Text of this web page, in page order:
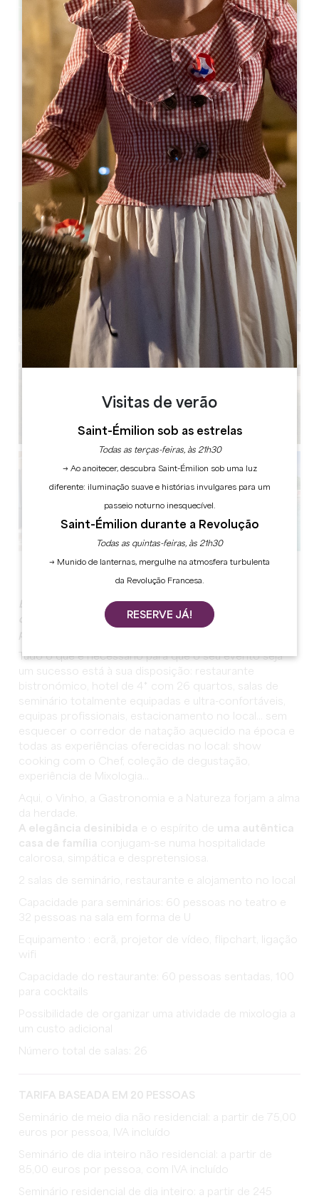
Ver todas as fotos
Está a planear um evento profissional? Faça a escolha
certa e selecione um endereço no coração de uma
propriedade vinícola confidencial!
Tudo o que é necessário para que o seu evento seja
um sucesso está à sua disposição: restaurante
bistronómico, hotel de 4* com 26 quartos, salas de
seminário totalmente equipadas e ultra-confortáveis,
equipas profissionais, estacionamento no local... sem
esquecer o corredor de natação aquecido na época e
todas as experiências oferecidas no local: show
cooking com o Chef, coleção de degustação,
experiência de Mixologia...
Aqui, o Vinho, a Gastronomia e a Natureza forjam a alma
da herdade.
A elegância desinibida e o espírito de uma autêntica
casa de família conjugam-se numa hospitalidade
calorosa, simpática e despretensiosa.
2 salas de seminário, restaurante e alojamento no local
Capacidade para seminários: 60 pessoas no teatro e
32 pessoas na sala em forma de U
Equipamento : ecrã, projetor de vídeo, flipchart, ligação
wifi
Capacidade do restaurante: 60 pessoas sentadas, 100
para cocktails
Possibilidade de organizar uma atividade de mixologia a
um custo adicional
Número total de salas: 26
TARIFA BASEADA EM 20 PESSOAS
Seminário de meio dia não residencial: a partir de 75,00
euros por pessoa, IVA incluído
Seminário de dia inteiro não residencial: a partir de
85,00 euros por pessoa, com IVA incluído
Seminário residencial de dia inteiro: a partir de 245
Leaflet
Gastronomie et bien-être
Arveyres
33500 Arveyres
05 57 55 28 20
Contactar-nos
Capacidade da sala em forma de U : 32
Capacidade do teatro : 60
17.3 km
Copiar código GPS
Visitas de verão
Saint-Émilion sob as estrelas
Todas as terças-feiras, às 21h30
→ Ao anoitecer, descubra Saint-Émilion sob uma luz
diferente: iluminação suave e histórias invulgares para um
passeio noturno inesquecível.
Saint-Émilion durante a Revolução
Todas as quintas-feiras, às 21h30
→ Munido de lanternas, mergulhe na atmosfera turbulenta
da Revolução Francesa.
RESERVE JÁ!